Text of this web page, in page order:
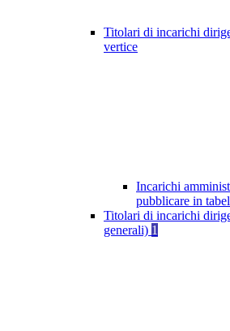
Titolari di incarichi
vertice
Incarichi
pubblicare in
Titolari di incarichi
generali) 1